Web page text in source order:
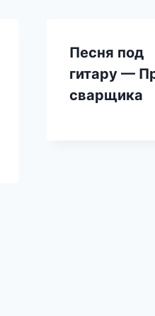
Песня под
гитару —
сварщика